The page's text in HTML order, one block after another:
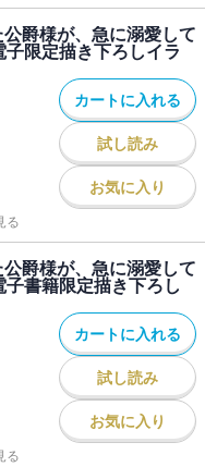
爵様が、急に溺愛して
子限定描き下ろしイラ
カートに入れる
試し読み
お気に入り
る
爵様が、急に溺愛して
子書籍限定描き下ろし
カートに入れる
試し読み
お気に入り
る